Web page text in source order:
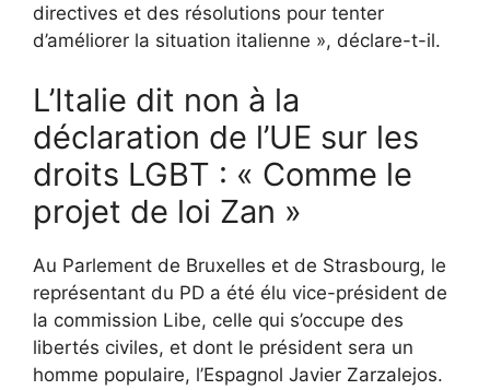
directives et des résolutions pour tenter
d’améliorer la situation italienne », déclare-t-il.
L’Italie dit non à la
déclaration de l’UE sur les
droits LGBT : « Comme le
projet de loi Zan »
Au Parlement de Bruxelles et de Strasbourg, le
représentant du PD a été élu vice-président de
la commission Libe, celle qui s’occupe des
libertés civiles, et dont le président sera un
homme populaire, l’Espagnol Javier Zarzalejos.